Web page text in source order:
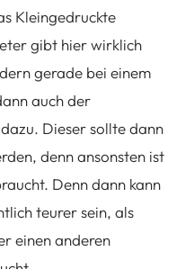
Kleingedruckte
gibt hier wirklich
gerade bei einem
auch der
Dieser sollte dann
denn ansonsten ist
Denn dann kann
teurer sein, als
einen anderen